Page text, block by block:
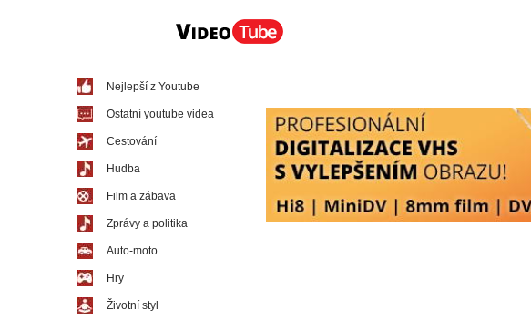
Nejlepší z Youtube
Ostatní youtube videa
Cestování
Hudba
Film a zábava
Zprávy a politika
Auto-moto
Hry
Životní styl